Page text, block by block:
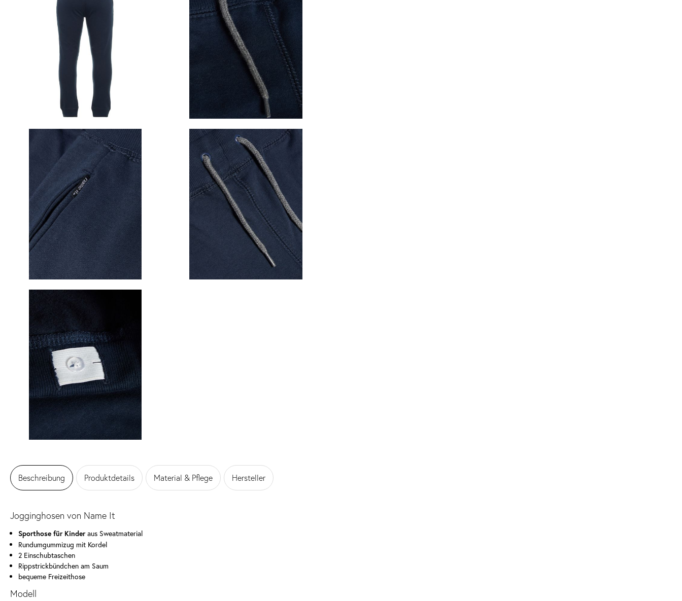
Beschreibung Produktdetails Material & Pflege Hersteller
Jogginghosen von Name It
Sporthose für Kinderaus Sweatmaterial
Rundumgummizug mit Kordel
2 Einschubtaschen
Rippstrickbündchen am Saum
bequeme Freizeithose
Modell